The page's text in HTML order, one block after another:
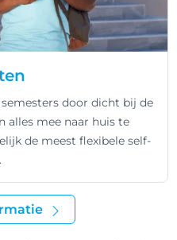
door dicht bij de
alles mee naar huis te
de meest flexibele self-